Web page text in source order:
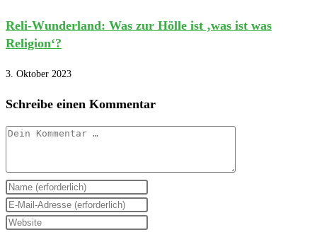
Reli-Wunderland: Was zur Hölle ist ‚was ist was
Religion‘?
3. Oktober 2023
Schreibe einen Kommentar
Kommentar
Gib
deinen
Namen
Gib
deine
Gib